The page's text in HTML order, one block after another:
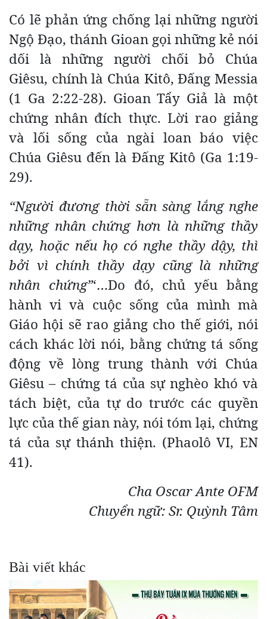
Có lẽ phản ứng chống lại những người
Ngộ Đạo, thánh Gioan gọi những kẻ nói
dối là những người chối bỏ Chúa
Giêsu, chính là Chúa Kitô, Đấng Messia
(1 Ga 2:22-28). Gioan Tẩy Giả là một
chứng nhân đích thực. Lời rao giảng
và lối sống của ngài loan báo việc
Chúa Giêsu đến là Đấng Kitô (Ga 1:19-
29).
“Người đương thời sẵn sàng lắng nghe
những nhân chứng hơn là những thầy
dạy, hoặc nếu họ có nghe thầy dậy, thì
bởi vì chính thầy dạy cũng là những
nhân chứng”‘…Do đó, chủ yếu bằng
hành vi và cuộc sống của mình mà
Giáo hội sẽ rao giảng cho thế giới, nói
cách khác lời nói, bằng chứng tá sống
động về lòng trung thành với Chúa
Giêsu – chứng tá của sự nghèo khó và
tách biệt, của tự do trước các quyền
lực của thế gian này, nói tóm lại, chứng
tá của sự thánh thiện. (Phaolô VI, EN
41).
Cha Oscar Ante OFM
Chuyển ngữ: Sr. Quỳnh Tâm
Bài viết khác